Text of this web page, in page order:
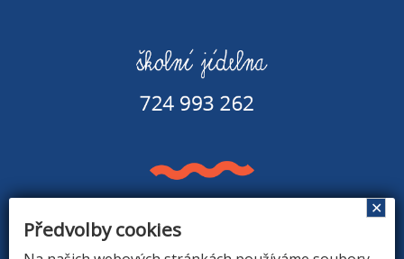
Základní škola a Mateřská škola v Rapšachu
Předvolby cookies
✕